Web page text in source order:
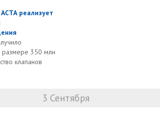
реализует
размере 350 млн
клапанов
3 Сентября